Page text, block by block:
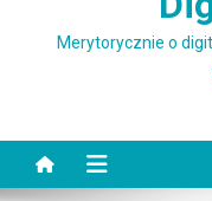
Merytorycznie o